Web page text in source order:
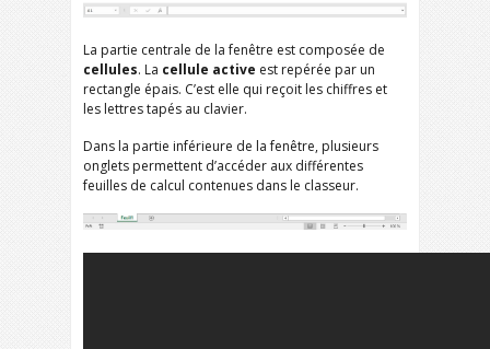
La partie centrale de la fenêtre est composée de
cellules. La cellule active est repérée par un
rectangle épais. C’est elle qui reçoit les chiffres et
les lettres tapés au clavier.
Dans la partie inférieure de la fenêtre, plusieurs
onglets permettent d’accéder aux différentes
feuilles de calcul contenues dans le classeur.